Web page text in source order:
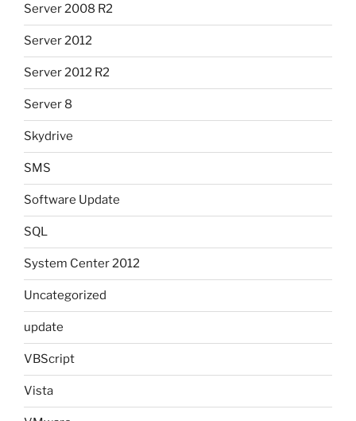
Server 2008 R2
Server 2012
Server 2012 R2
Server 8
Skydrive
SMS
Software Update
SQL
System Center 2012
Uncategorized
update
VBScript
Vista